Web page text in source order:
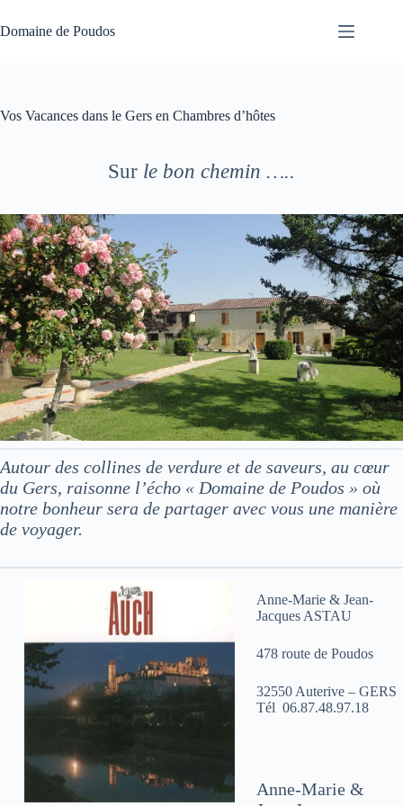
au
contenu
Domaine de Poudos
Vos Vacances dans le Gers en Chambres d’hôtes
Sur le bon chemin …..
Autour des collines de verdure et de saveurs, au cœur
du Gers, raisonne l’écho « Domaine de Poudos » où
notre bonheur sera de partager avec vous une manière
de voyager.
Anne-Marie & Jean-
Jacques ASTAU
478 route de Poudos
32550 Auterive – GERS
Tél 06.87.48.97.18
Anne-Marie &